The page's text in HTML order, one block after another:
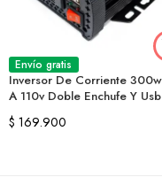
Envío gratis
Inversor De Corriente
A 110v Doble Enchufe Y Usb
$ 169.900